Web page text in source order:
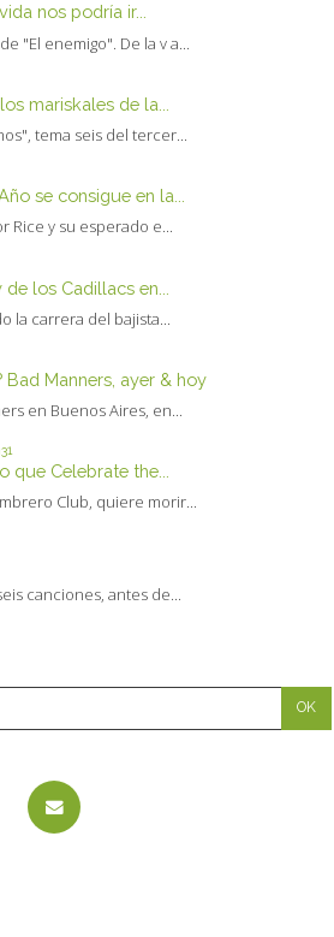
nos podría ir...
"El enemigo". De la v a...
mariskales de la...
tema seis del tercer...
se consigue en la...
Rice y su esperado e...
los Cadillacs en...
la carrera del bajista...
Bad Manners, ayer & hoy
en Buenos Aires, en...
que Celebrate the...
Club, quiere morir...
canciones, antes de...